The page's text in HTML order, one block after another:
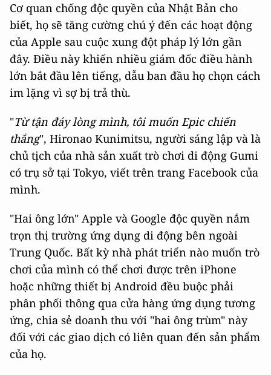
Cơ quan chống độc quyền của Nhật Bản cho
biết, họ sẽ tăng cường chú ý đến các hoạt động
của Apple sau cuộc xung đột pháp lý lớn gần
đây. Điều này khiến nhiều giám đốc điều hành
lớn bắt đầu lên tiếng, dẫu ban đầu họ chọn cách
im lặng vì sợ bị trả thù.
"Từ tận đáy lòng mình, tôi muốn Epic chiến
thắng", Hironao Kunimitsu, người sáng lập và là
chủ tịch của nhà sản xuất trò chơi di động Gumi
có trụ sở tại Tokyo, viết trên trang Facebook của
mình.
"Hai ông lớn" Apple và Google độc quyền nắm
trọn thị trường ứng dụng di động bên ngoài
Trung Quốc. Bất kỳ nhà phát triển nào muốn trò
chơi của mình có thể chơi được trên iPhone
hoặc những thiết bị Android đều buộc phải
phân phối thông qua cửa hàng ứng dụng tương
ứng, chia sẻ doanh thu với "hai ông trùm" này
đối với các giao dịch có liên quan đến sản phẩm
của họ.